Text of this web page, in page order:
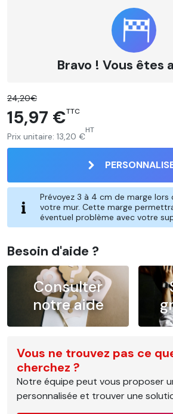
Bravo ! Vous êtes
24,20€
15,97 €TTC
Prix unitaire: 13,20 €
HT
Prévoyez 3 à 4 cm de marge lors
votre mur. Cette marge
éventuel problème avec votre
Besoin d'aide ?
Consulter
notre aide
Vous ne trouvez pas ce
cherchez ?
Notre équipe peut vous proposer
personnalisée et trouver une